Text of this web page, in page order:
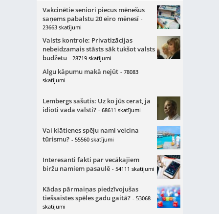
Vakcinētie seniori piecus mēnešus
saņems pabalstu 20 eiro mēnesī -
23663 skatījumi
Valsts kontrole: Privatizācijas
nebeidzamais stāsts sāk tukšot valsts
budžetu - 28719 skatījumi
Algu kāpumu makā nejūt - 78083
skatījumi
Lembergs sašutis: Uz ko jūs cerat, ja
idioti vada valsti? - 68611 skatījumi
Vai klātienes spēļu nami veicina
tūrismu? - 55560 skatījumi
Interesanti fakti par vecākajiem
biržu namiem pasaulē - 54111 skatījumi
Kādas pārmaiņas piedzīvojušas
tiešsaistes spēles gadu gaitā? - 53068
skatījumi